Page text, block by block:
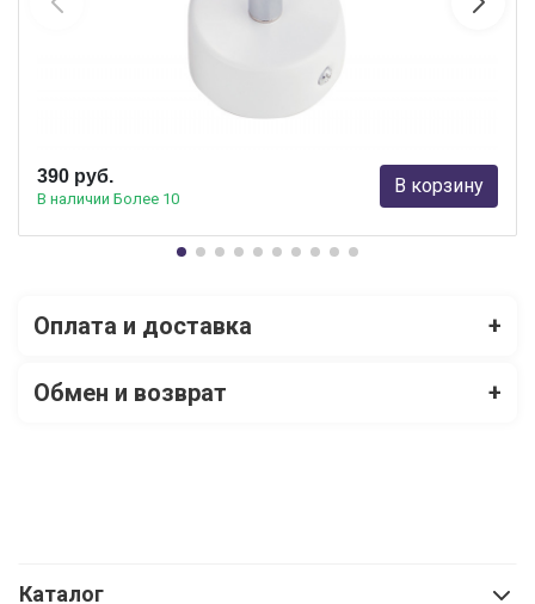
Накладной светильник Ambrella Light TN101/5W WH/BK
390 руб.
В наличии Более 10
В корзину
Оплата и доставка +
Обмен и возврат +
Каталог